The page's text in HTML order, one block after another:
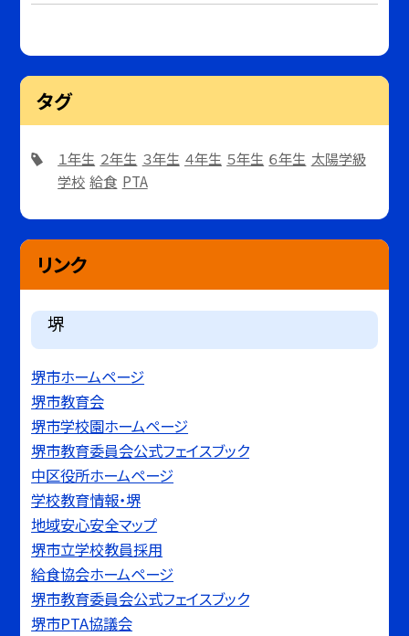
タグ
１年生 ２年生 ３年生 ４年生 ５年生 ６年生 太陽学級
学校 給食 PTA
リンク
堺
堺市ホームページ
堺市教育会
堺市学校園ホームページ
堺市教育委員会公式フェイスブック
中区役所ホームページ
学校教育情報・堺
地域安心安全マップ
堺市立学校教員採用
給食協会ホームページ
堺市教育委員会公式フェイスブック
堺市PTA協議会